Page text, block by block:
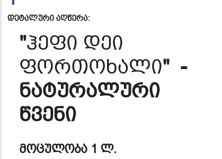
დეტალური აღწერა:
"ჰეფი დეი
ფორთოხალი" -
ნატურალური
წვენი
მოცულობა1 ლ.